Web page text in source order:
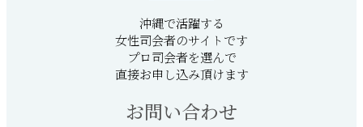
沖縄で活躍する
女性司会者のサイトです
プロ司会者を選んで
直接お申し込み頂けます
お問い合わせ